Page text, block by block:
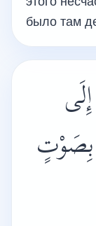
было там
بِصَوْتٍ